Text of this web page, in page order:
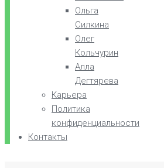
Ольга
Силкина
Олег
Кольчурин
Алла
Дегтярева
Карьера
Политика
конфиденциальности
Контакты